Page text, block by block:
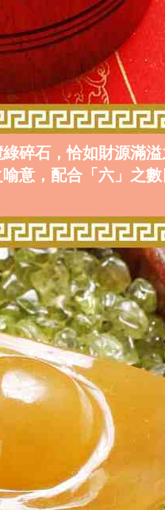
碎石，恰如財源滿
意，配合「六」之